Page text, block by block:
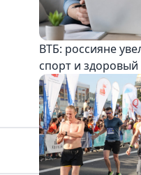
ВТБ: россияне
спорт и